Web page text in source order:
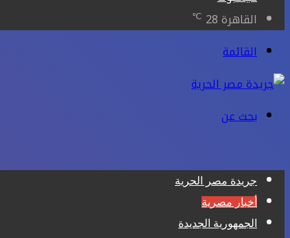
القاهرة28
℃
القائمة
بحث عن
جريدة مصر الحرية
أخبار مصرية
الجمهورية الجديدة